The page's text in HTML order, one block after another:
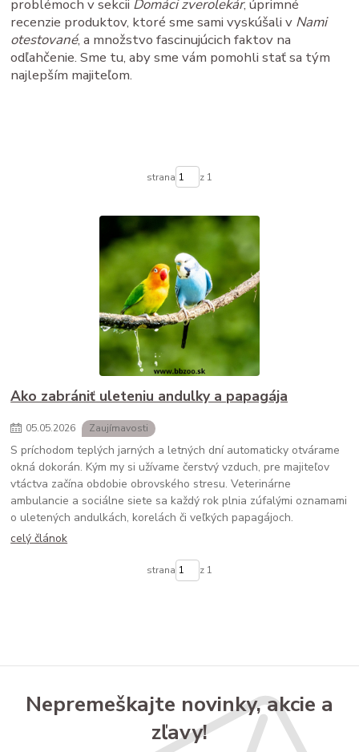
problémoch v sekcii Domáci zverolekár, úprimné
recenzie produktov, ktoré sme sami vyskúšali v Nami
otestované, a množstvo fascinujúcich faktov na
odľahčenie. Sme tu, aby sme vám pomohli stať sa tým
najlepším majiteľom.
strana z 1
Ako zabrániť uleteniu andulky a papagája
05.05.2026 Zaujímavosti
S príchodom teplých jarných a letných dní automaticky otvárame
okná dokorán. Kým my si užívame čerstvý vzduch, pre majiteľov
vtáctva začína obdobie obrovského stresu. Veterinárne
ambulancie a sociálne siete sa každý rok plnia zúfalými oznamami
o uletených andulkách, korelách či veľkých papagájoch.
celý článok
strana z 1
Nepremeškajte novinky, akcie a
zľavy!